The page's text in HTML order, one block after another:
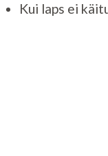
Kui laps ei